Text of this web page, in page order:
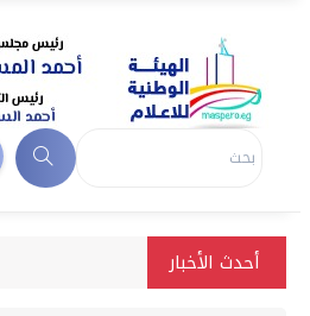
أحدث الأخبار